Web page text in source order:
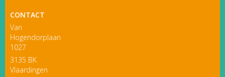
CONTACT
Van
Hogendorplaan
1027
3135 BK
Vlaardingen